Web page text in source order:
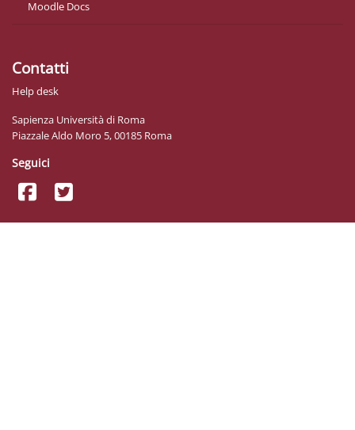
Moodle Docs
Contatti
Help desk
Sapienza Università di Roma
Piazzale Aldo Moro 5, 00185 Roma
Seguici